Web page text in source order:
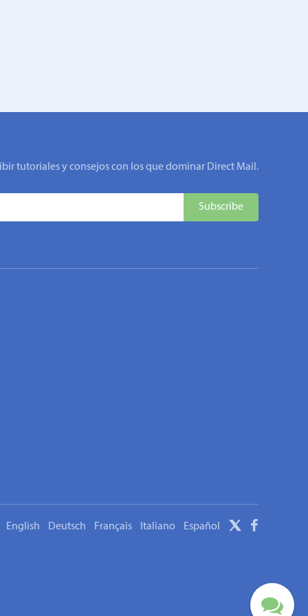
tutoriales y consejos con los que dominar Direct Mail.
English Deutsch Français Italiano Español